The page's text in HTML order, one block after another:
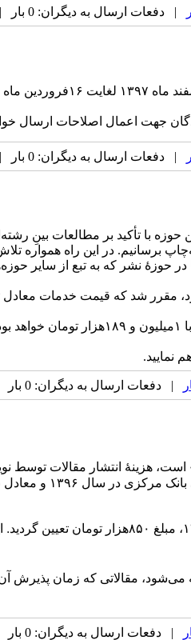
| دفعات ارسال به دیگران: 0 بار |
جهت اعمال اصلاحات ارسال
| دفعات ارسال به دیگران: 0 بار |
با تأکید بر مطالعات بینِ
برسانیم. در این راه همواره
حوزهٔ نشر که به تبع از سایر
نمایید.
| دفعات ارسال به دیگران: 0 بار |
است، هزینهٔ انتشار مقالات توسط
مبلغ ۸۵۰هزار تومان تعیین گردید.
می‌شود، مقالاتی که زمان پذیرش
| دفعات ارسال به دیگران: 0 بار |